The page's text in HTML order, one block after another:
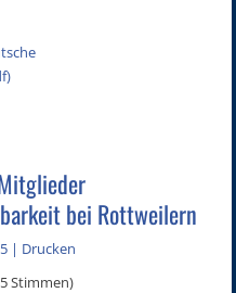
bei Rottweilern
| Drucken
Stimmen)